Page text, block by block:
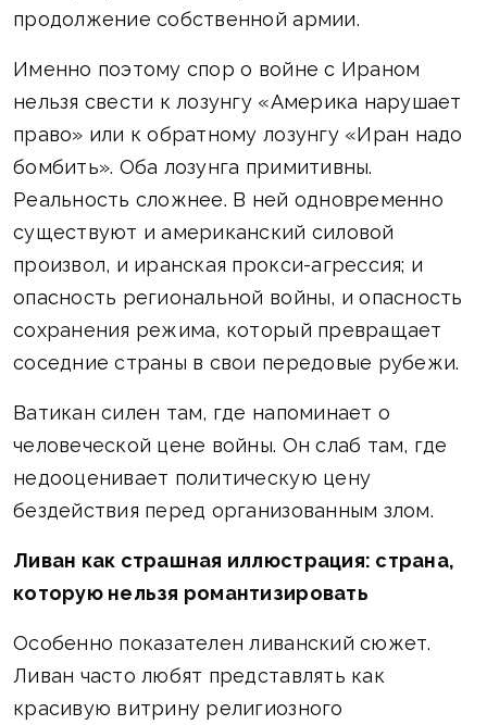
продолжение собственной армии.
Именно поэтому спор о войне с Ираном
нельзя свести к лозунгу «Америка нарушает
право» или к обратному лозунгу «Иран надо
бомбить». Оба лозунга примитивны.
Реальность сложнее. В ней одновременно
существуют и американский силовой
произвол, и иранская прокси-агрессия; и
опасность региональной войны, и опасность
сохранения режима, который превращает
соседние страны в свои передовые рубежи.
Ватикан силен там, где напоминает о
человеческой цене войны. Он слаб там, где
недооценивает политическую цену
бездействия перед организованным злом.
Ливан как страшная иллюстрация: страна,
которую нельзя романтизировать
Особенно показателен ливанский сюжет.
Ливан часто любят представлять как
красивую витрину религиозного